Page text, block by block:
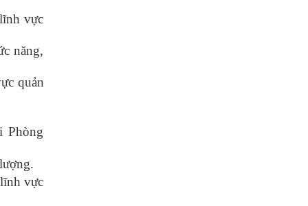
vực
năng,
quản
Phòng
vực